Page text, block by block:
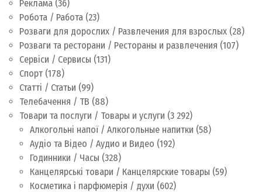
Реклама (36)
Робота / Работа (23)
Розваги для дорослих / Развлечения для взрослых (28)
Розваги та ресторани / Рестораны и развлечения (107)
Сервіси / Сервисы (131)
Спорт (178)
Статті / Статьи (99)
Телебачення / ТВ (88)
Товари та послуги / Товары и услуги (3 292)
Алкогольні напої / Алкогольные напитки (58)
Аудіо та Відео / Аудио и Видео (192)
Годинники / Часы (328)
Канцелярські товари / Канцелярские товары (59)
Косметика і парфюмерія / духи (602)